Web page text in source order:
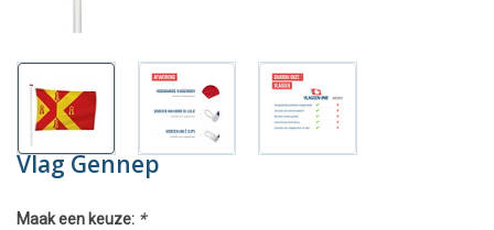
Vlag Gennep
Maak een keuze: *